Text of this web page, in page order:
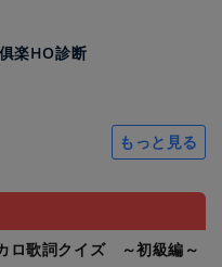
楽HO診断
もっと見る
ロ歌詞クイズ ～初級編～